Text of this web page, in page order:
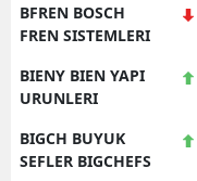
BFREN BOSCH
FREN SISTEMLERI
BIENY BIEN YAPI
URUNLERI
BIGCH BUYUK
SEFLER BIGCHEFS